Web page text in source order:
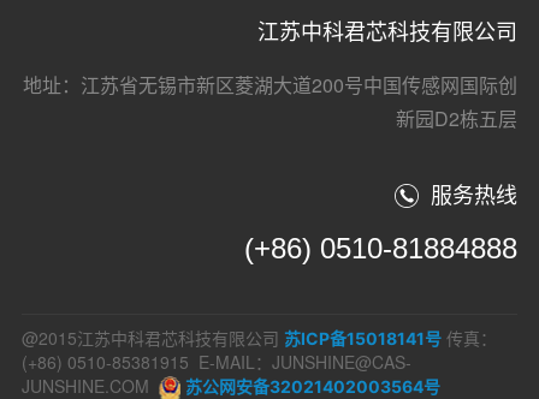
江苏中科君芯科技有限公司
地址：江苏省无锡市新区菱湖大道200号中国传感网国际创
新园D2栋五层
服务热线
(+86) 0510-81884888
@2015江苏中科君芯科技有限公司 苏ICP备15018141号传真：
(+86) 0510-85381915 E-MAIL：JUNSHINE@CAS-
JUNSHINE.COM
苏公网安备32021402003564号